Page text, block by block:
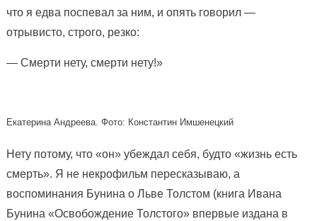
что я едва поспевал за ним, и опять говорил —
отрывисто, строго, резко:
— Смерти нету, смерти нету!»
Екатерина Андреева. Фото: Константин Имшенецкий
Нету потому, что «он» убеждал себя, будто «жизнь есть
смерть». Я не некрофильм пересказываю, а
воспоминания Бунина о Льве Толстом (книга Ивана
Бунина «Освобождение Толстого» впервые издана в